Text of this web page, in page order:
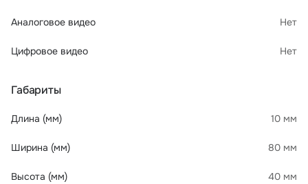
Аналоговое видео Нет
Цифровое видео Нет
Габариты
Длина (мм) 10 мм
Ширина (мм) 80 мм
Высота (мм) 40 мм